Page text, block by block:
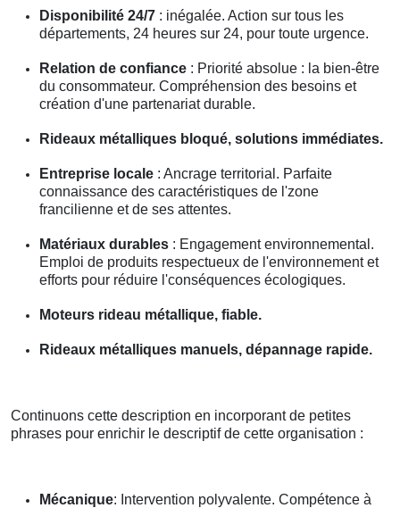
Disponibilité 24/7 : inégalée. Action sur tous les
départements, 24 heures sur 24, pour toute urgence.
Relation de confiance : Priorité absolue : la bien-être
du consommateur. Compréhension des besoins et
création d'une partenariat durable.
Rideaux métalliques bloqué, solutions immédiates.
Entreprise locale : Ancrage territorial. Parfaite
connaissance des caractéristiques de l'zone
francilienne et de ses attentes.
Matériaux durables : Engagement environnemental.
Emploi de produits respectueux de l'environnement et
efforts pour réduire l'conséquences écologiques.
Moteurs rideau métallique, fiable.
Rideaux métalliques manuels, dépannage rapide.
Continuons cette description en incorporant de petites
phrases pour enrichir le descriptif de cette organisation :
Mécanique: Intervention polyvalente. Compétence à